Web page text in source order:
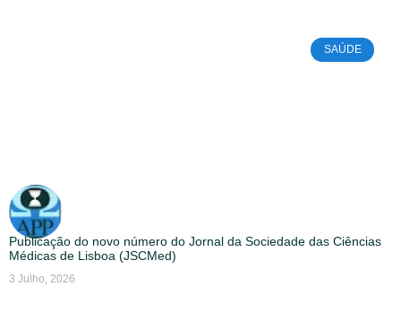
SAÚDE
Publicação do novo número do Jornal da Sociedade das Ciências
Médicas de Lisboa (JSCMed)
3 Julho, 2026